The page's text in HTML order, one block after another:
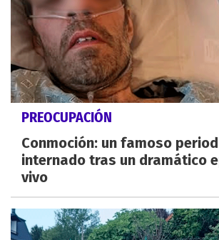
PREOCUPACIÓN
Conmoción: un famoso
internado tras un dramático
vivo